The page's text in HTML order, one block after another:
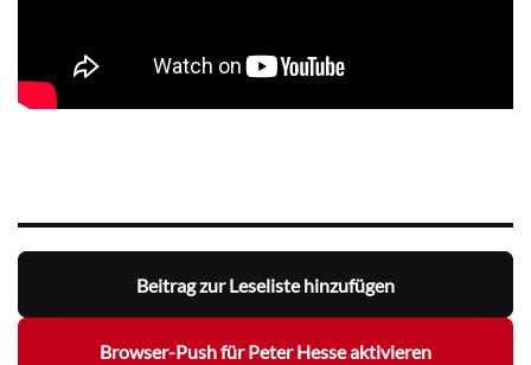
Beitrag zur Leseliste hinzufügen
Browser-Push für Peter Hesse aktivieren